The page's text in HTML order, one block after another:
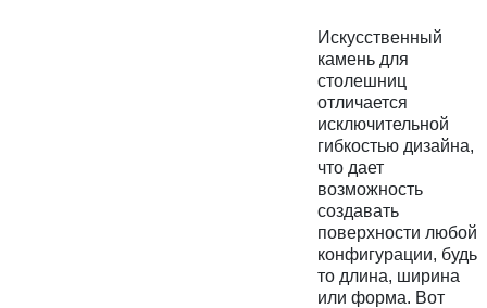
Искусственный
камень для
столешниц
отличается
исключительной
гибкостью дизайна,
что дает
возможность
создавать
поверхности любой
конфигурации, будь
то длина, ширина
или форма. Вот